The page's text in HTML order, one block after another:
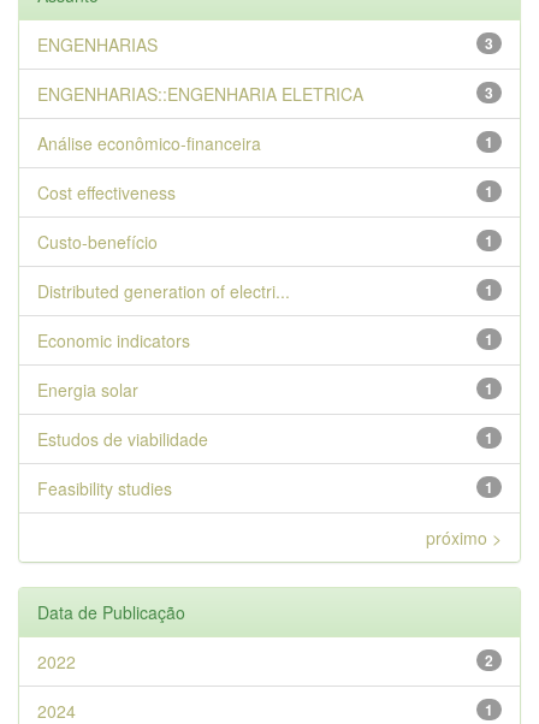
3
ENGENHARIAS
3
ENGENHARIAS::ENGENHARIA ELETRICA
1
Análise econômico-financeira
1
Cost effectiveness
1
Custo-benefício
1
Distributed generation of electri...
1
Economic indicators
1
Energia solar
1
Estudos de viabilidade
1
Feasibility studies
próximo >
Data de Publicação
2
2022
1
2024